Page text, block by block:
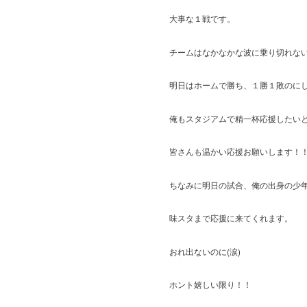
大事な１戦です。
チームはなかなかな波に乗り切れな
明日はホームで勝ち、１勝１敗のに
俺もスタジアムで精一杯応援したい
皆さんも温かい応援お願いします！！
ちなみに明日の試合、俺の出身の少
味スタまで応援に来てくれます。
おれ出ないのに(涙)
ホント嬉しい限り！！